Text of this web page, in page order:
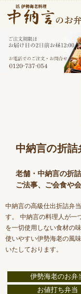
中納言の折詰
老舗・中納言の折
ご法事、ご会食や
中納言の高級仕出折詰弁
す。 中納言の料理人が一
を一切使用しない食材の
使いやすい伊勢海老の風
いたしております。
伊勢海老のお弁
お値打ち弁当